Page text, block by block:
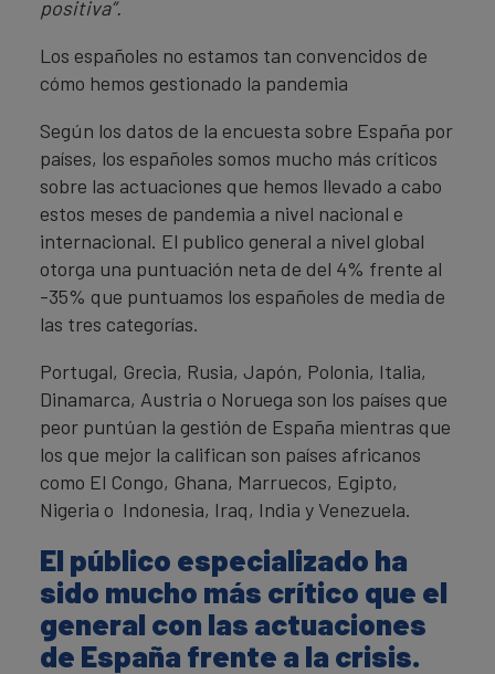
positiva”.
Los españoles no estamos tan convencidos de
cómo hemos gestionado la pandemia
Según los datos de la encuesta sobre España por
países, los españoles somos mucho más críticos
sobre las actuaciones que hemos llevado a cabo
estos meses de pandemia a nivel nacional e
internacional. El publico general a nivel global
otorga una puntuación neta de del 4% frente al
-35% que puntuamos los españoles de media de
las tres categorías.
Portugal, Grecia, Rusia, Japón, Polonia, Italia,
Dinamarca, Austria o Noruega son los países que
peor puntúan la gestión de España mientras que
los que mejor la califican son países africanos
como El Congo, Ghana, Marruecos, Egipto,
Nigeria o Indonesia, Iraq, India y Venezuela.
El público especializado ha
sido mucho más crítico que el
general con las actuaciones
de España frente a la crisis.